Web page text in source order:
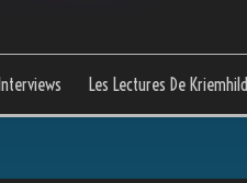
Interviews Les Lectures De Kriemhild